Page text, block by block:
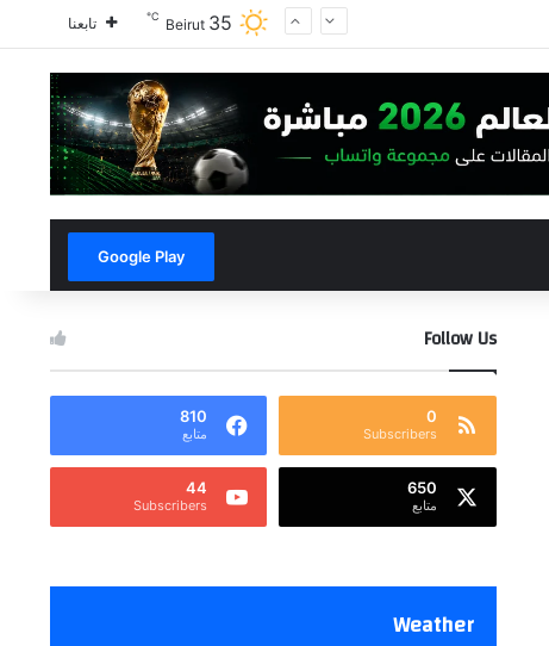
Beirut 35
℃ تابعنا
Google Play
Follow Us
0
Subscribers
810
متابع
650
متابع
44
Subscribers
Weather